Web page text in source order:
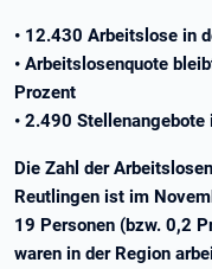
• 12.430 Arbeitslose in
• Arbeitslosenquote
Prozent
• 2.490 Stellenangebote
Die Zahl der
Reutlingen ist im
19 Personen (bzw. 0,2
waren in der Region